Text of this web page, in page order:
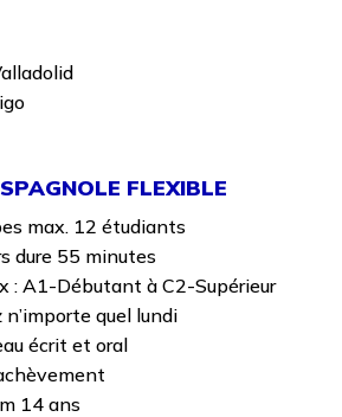
FLEXIBLE
max. 12 étudiants
dure 55 minutes
: A1-Débutant à C2-Supérieur
n’importe quel lundi
écrit et oral
14 ans